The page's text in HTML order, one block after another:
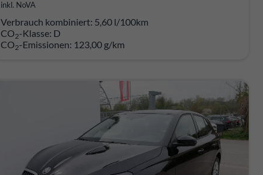
inkl. NoVA
Verbrauch kombiniert: 5,60 l/100km
CO2-Klasse: D
CO2-Emissionen: 123,00 g/km